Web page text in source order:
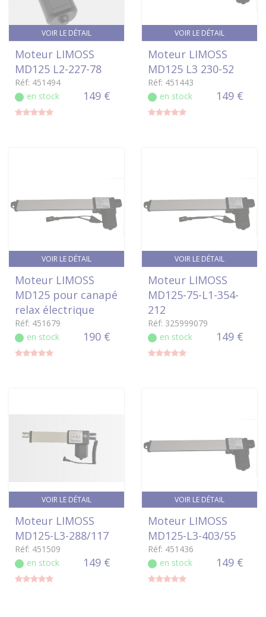
VOIR LE DÉTAIL
Moteur LIMOSS
MD125 L2-227-78
Réf: 451494
en stock
149 €
VOIR LE DÉTAIL
Moteur LIMOSS
MD125 L3 230-52
Réf: 451443
en stock
149 €
VOIR LE DÉTAIL
Moteur LIMOSS
MD125 pour canapé
relax électrique
Réf: 451679
en stock
190 €
VOIR LE DÉTAIL
Moteur LIMOSS
MD125-75-L1-354-
212
Réf: 325999079
en stock
149 €
VOIR LE DÉTAIL
Moteur LIMOSS
MD125-L3-288/117
Réf: 451509
en stock
149 €
VOIR LE DÉTAIL
Moteur LIMOSS
MD125-L3-403/55
Réf: 451436
en stock
149 €